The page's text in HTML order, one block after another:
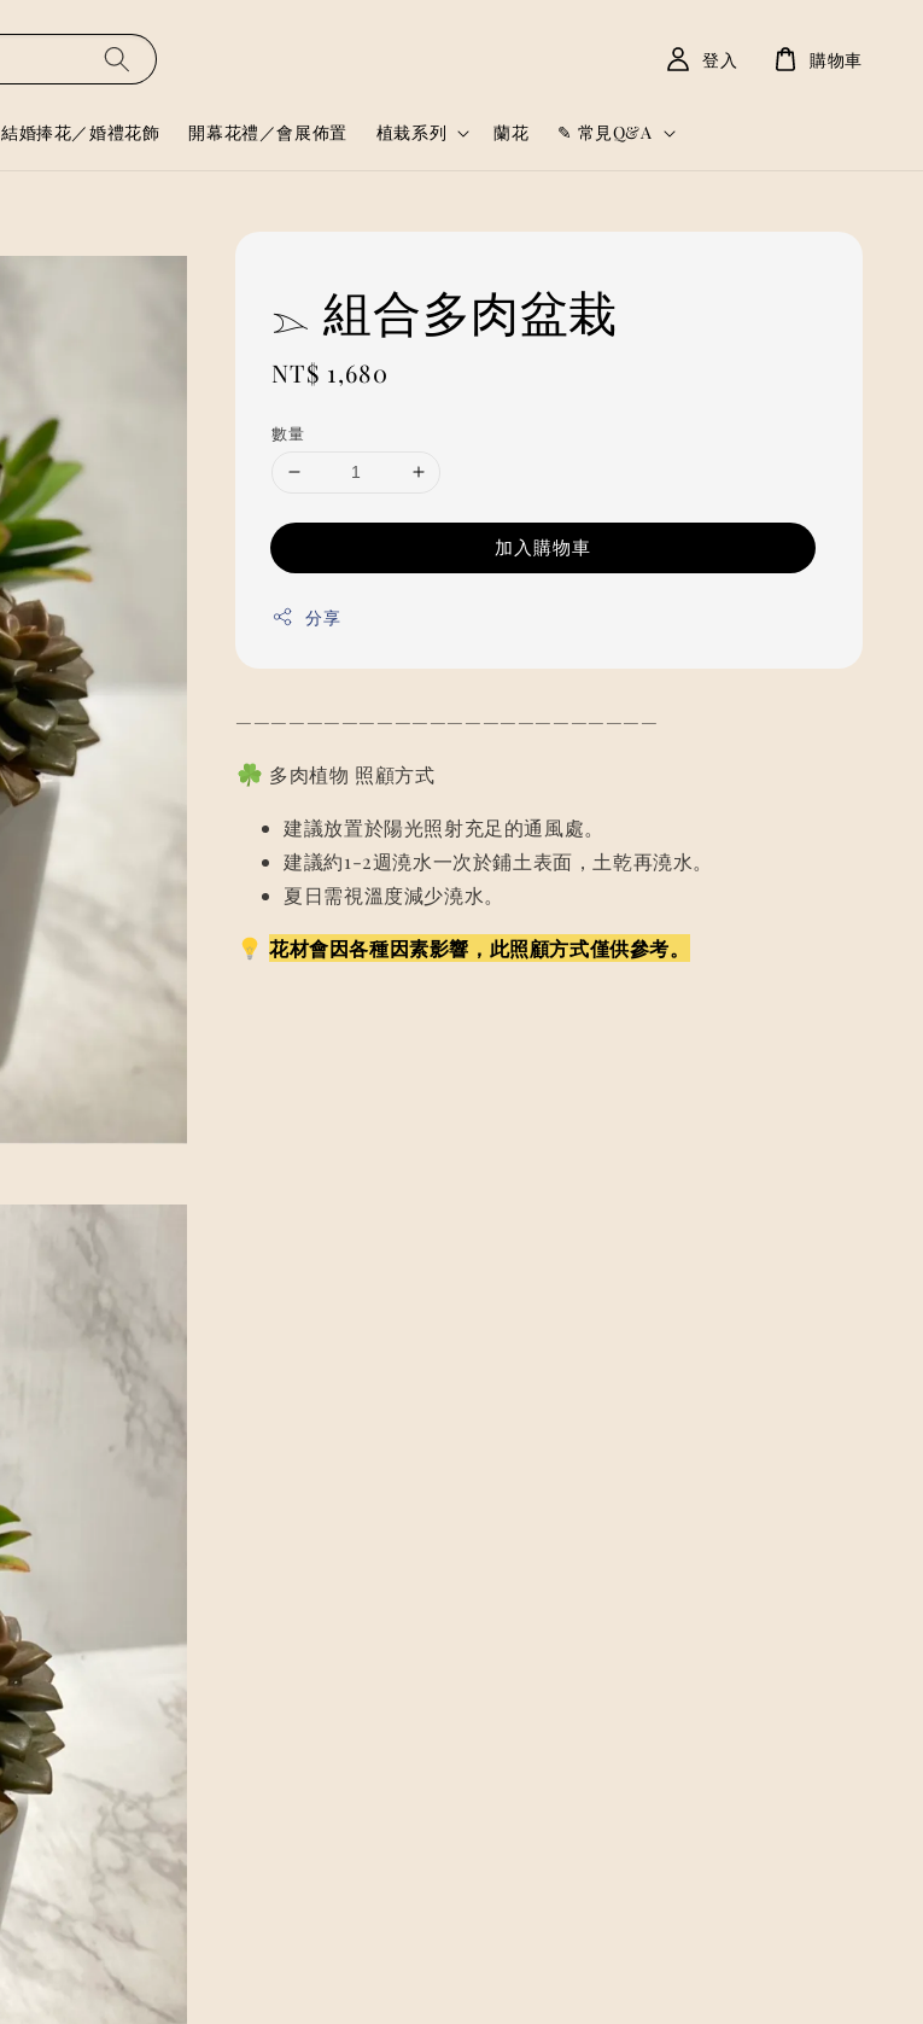
結婚捧花／婚禮花飾 開幕花禮／會展佈置 植栽系列 蘭花 ✎ 常見Q&A
登入 購物車
𓂄 組合多肉盆栽
Regular
NT$ 1,680
數量
加入購物車
分享
————————————————————————
多肉植物 照顧方式
建議放置於陽光照射充足的通風處。
建議約1-2週澆水一次於鋪土表面，土乾再澆水。
夏日需視溫度減少澆水。
花材會因各種因素影響，此照顧方式僅供參考。